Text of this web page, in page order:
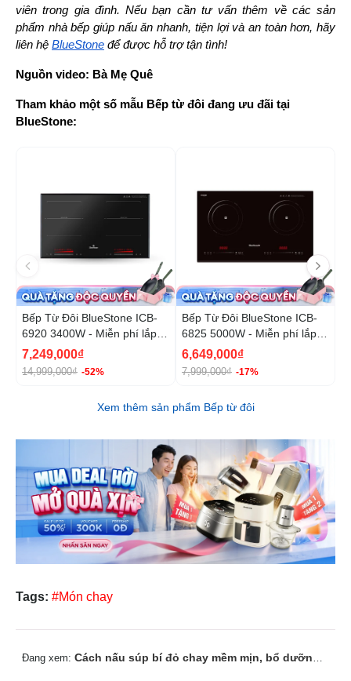
viên trong gia đình. Nếu bạn cần tư vấn thêm về các sản
phẩm nhà bếp giúp nấu ăn nhanh, tiện lợi và an toàn hơn, hãy
liên hệ BlueStone để được hỗ trợ tận tình!
Nguồn video: Bà Mẹ Quê
Tham khảo một số mẫu Bếp từ đôi đang ưu đãi tại
BlueStone:
Bếp Từ Đôi BlueStone ICB-
6920 3400W - Miễn phí lắp
đặt, cắt đá
7,249,000₫
14,999,000₫ -52%
Bếp Từ Đôi BlueStone ICB-
6825 5000W - Miễn phí lắp
đặt, cắt đá
6,649,000₫
7,999,000₫ -17%
Xem thêm sản phẩm Bếp từ đôi
Tags: #Món chay
Đang xem: Cách nấu súp bí đỏ chay mềm mịn, bổ dưỡng cho bữa sáng